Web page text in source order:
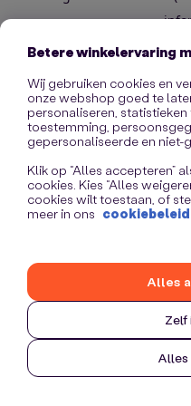
Betere winkelervaring
Wij gebruiken cookies en
onze webshop goed te
personaliseren,
toestemming,
gepersonaliseerde en
Klik op “Alles accepteren”
cookies. Kies “Alles
cookies wilt toestaan, of
meer in ons cookiebeleid
Zelf
Alles
Alles